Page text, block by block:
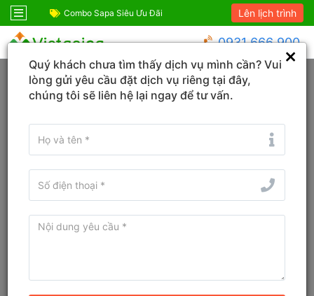
Combo Sapa Siêu Ưu Đãi Combo du lịch
Lên lịch trình
0931 666 900
Trang chủ Gia Lai Hoài Nhơn
Tìm khách sạn ở gần đây
Bản đồ
Gia Lai
Quý khách chưa tìm thấy dịch vụ mình cần? Vui
lòng gửi yêu cầu đặt dịch vụ riêng tại đây,
chúng tôi sẽ liên hệ lại ngay để tư vấn.